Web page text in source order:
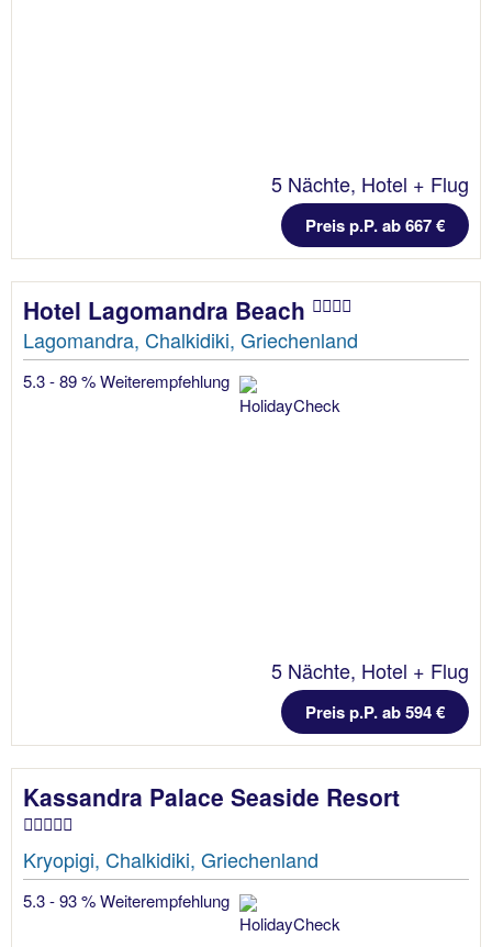
5 Nächte, Hotel + Flug
Preis p.P. ab 667 €
Hotel Lagomandra Beach
Lagomandra, Chalkidiki, Griechenland
5.3 - 89 % Weiterempfehlung
5 Nächte, Hotel + Flug
Preis p.P. ab 594 €
Kassandra Palace Seaside Resort
Kryopigi, Chalkidiki, Griechenland
5.3 - 93 % Weiterempfehlung